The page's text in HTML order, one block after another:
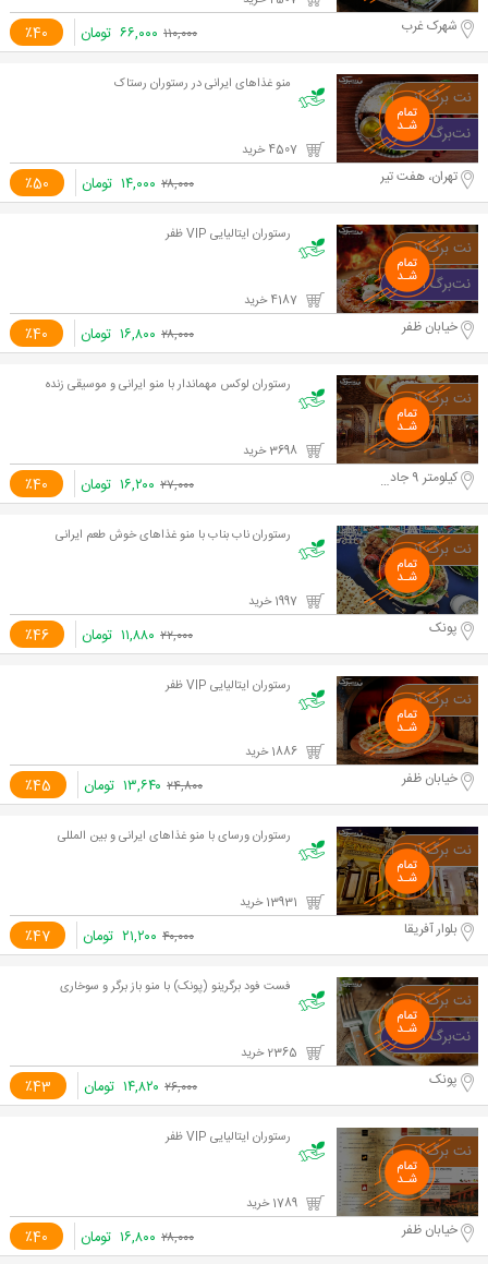
٪40 شهرک غرب ۱۱۰,۰۰۰ ۶۶,۰۰۰ تومان
منو غذاهای ایرانی در رستوران رستاک
٪50 تهران، هفت تیر ۲۸,۰۰۰ ۱۴,۰۰۰ تومان
رستوران ایتالیایی VIP ظفر
٪40 خیابان ظفر ۲۸,۰۰۰ ۱۶,۸۰۰ تومان
رستوران لوکس مهماندار با منو ایرانی و موسیقی زنده
٪40 کیلومتر 9 جاده مخصوص ۲۷,۰۰۰ ۱۶,۲۰۰ تومان
رستوران ناب بناب با منو غذاهای خوش طعم ایرانی
٪46 پونک ۲۲,۰۰۰ ۱۱,۸۸۰ تومان
رستوران ایتالیایی VIP ظفر
٪45 خیابان ظفر ۲۴,۸۰۰ ۱۳,۶۴۰ تومان
رستوران ورسای با منو غذاهای ایرانی و بین المللی
٪47 بلوار آفریقا ۴۰,۰۰۰ ۲۱,۲۰۰ تومان
فست فود برگرینو (پونک) با منو باز برگر و سوخاری
٪43 پونک ۲۶,۰۰۰ ۱۴,۸۲۰ تومان
رستوران ایتالیایی VIP ظفر
٪40 خیابان ظفر ۲۸,۰۰۰ ۱۶,۸۰۰ تومان